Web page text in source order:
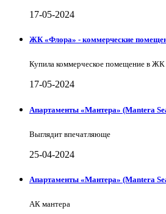
17-05-2024
ЖК «Флора» - коммерческие
Купила коммерческое помещение в
17-05-2024
Апартаменты «Мантера» (Mantera
Выглядит впечатляюще
25-04-2024
Апартаменты «Мантера» (Mantera
АК мантера